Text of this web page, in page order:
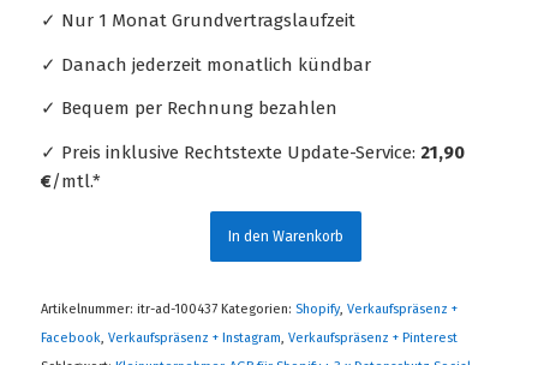
✓ Nur 1 Monat Grundvertragslaufzeit
✓ Danach jederzeit monatlich kündbar
✓ Bequem per Rechnung bezahlen
✓ Preis inklusive Rechtstexte Update-Service: 21,90
€/mtl.*
In den Warenkorb
Artikelnummer: itr-ad-100437 Kategorien: Shopify, Verkaufspräsenz +
Facebook, Verkaufspräsenz + Instagram, Verkaufspräsenz + Pinterest